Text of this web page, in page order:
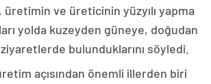
üretimin ve üreticinin yüzyılı yapma
yolda kuzeyden güneye, doğudan
bulunduklarını söyledi.
açısından önemli illerden biri